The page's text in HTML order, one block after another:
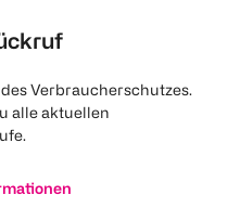
Verbraucherschutzes.
alle aktuellen